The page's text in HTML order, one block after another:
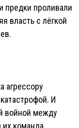
предки проливали
власть с лёгкой
агрессору
И
войной между
команда